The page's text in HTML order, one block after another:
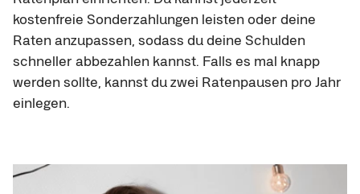
kostenfreie Sonderzahlungen leisten oder deine
Raten anzupassen, sodass du deine Schulden
schneller abbezahlen kannst. Falls es mal knapp
werden sollte, kannst du zwei Ratenpausen pro Jahr
einlegen.